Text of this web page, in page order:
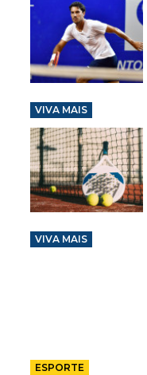
VIVA MAIS
VIVA MAIS
ESPORTE